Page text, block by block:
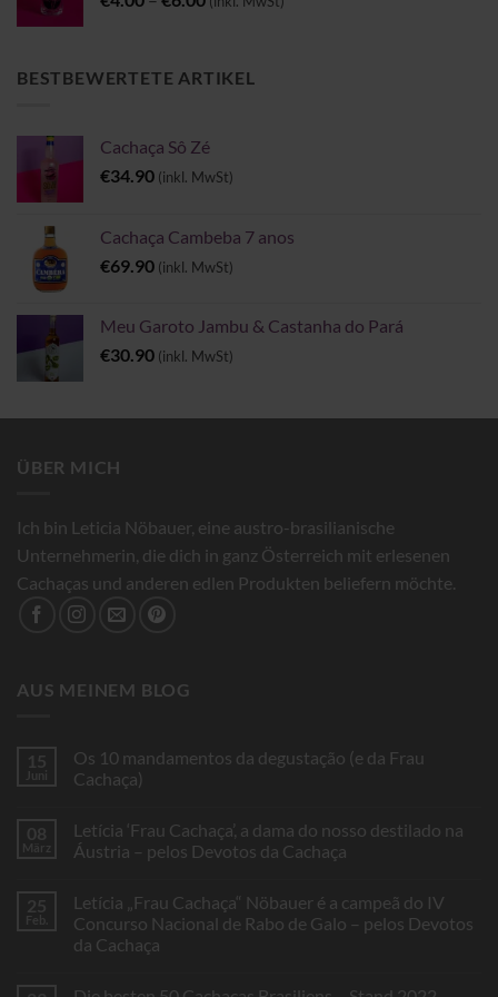
€6.00
BESTBEWERTETE ARTIKEL
Cachaça Sô Zé
€34.90 (inkl. MwSt)
Cachaça Cambeba 7 anos
€69.90 (inkl. MwSt)
Meu Garoto Jambu & Castanha do Pará
€30.90 (inkl. MwSt)
ÜBER MICH
Ich bin Leticia Nöbauer, eine austro-brasilianische
Unternehmerin, die dich in ganz Österreich mit erlesenen
Cachaças und anderen edlen Produkten beliefern möchte.
AUS MEINEM BLOG
15
Juni
Os 10 mandamentos da degustação (e da Frau
Cachaça)
Os
10
degustação
(e
da
Frau
08
März
Letícia ‘Frau Cachaça’, a dama do nosso destilado na
Áustria – pelos Devotos da Cachaça
Letícia
‘Frau
Cachaça’,
do
25
Feb.
Letícia „Frau Cachaça“ Nöbauer é a campeã do IV
Concurso Nacional de Rabo de Galo – pelos Devotos
da Cachaça